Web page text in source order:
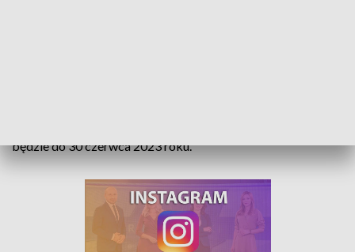
będzie do 30 czerwca 2023 roku.